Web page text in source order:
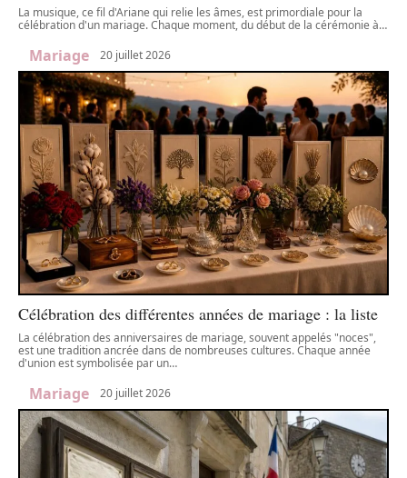
La musique, ce fil d'Ariane qui relie les âmes, est primordiale pour la
célébration d'un mariage. Chaque moment, du début de la cérémonie à…
Mariage 20 juillet 2026
Célébration des différentes années de mariage : la liste
La célébration des anniversaires de mariage, souvent appelés "noces",
est une tradition ancrée dans de nombreuses cultures. Chaque année
d'union est symbolisée par un…
Mariage 20 juillet 2026